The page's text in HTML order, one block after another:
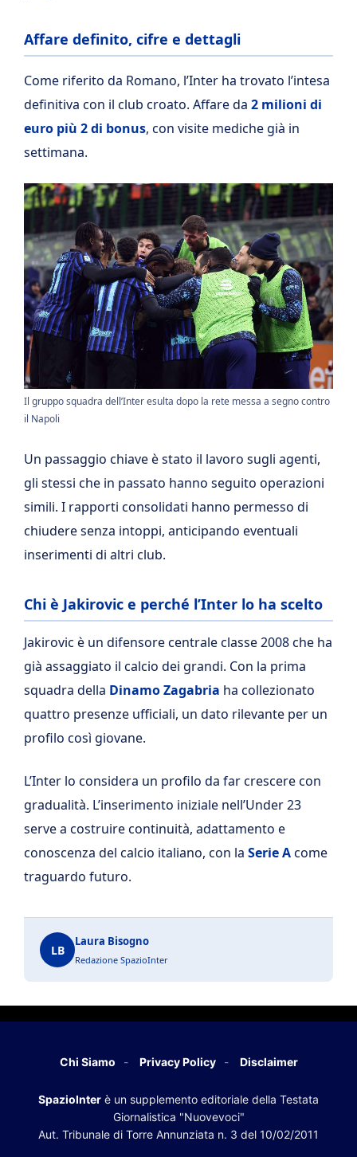
Affare definito, cifre e dettagli
Come riferito da Romano, l’Inter ha trovato l’intesa
definitiva con il club croato. Affare da 2 milioni di
euro più 2 di bonus, con visite mediche già in
settimana.
Il gruppo squadra dell’Inter esulta dopo la rete messa a segno contro
il Napoli
Un passaggio chiave è stato il lavoro sugli agenti,
gli stessi che in passato hanno seguito operazioni
simili. I rapporti consolidati hanno permesso di
chiudere senza intoppi, anticipando eventuali
inserimenti di altri club.
Chi è Jakirovic e perché l’Inter lo ha scelto
Jakirovic è un difensore centrale classe 2008 che ha
già assaggiato il calcio dei grandi. Con la prima
squadra della Dinamo Zagabria ha collezionato
quattro presenze ufficiali, un dato rilevante per un
profilo così giovane.
L’Inter lo considera un profilo da far crescere con
gradualità. L’inserimento iniziale nell’Under 23
serve a costruire continuità, adattamento e
conoscenza del calcio italiano, con la Serie Acome
traguardo futuro.
LB
Laura Bisogno
Redazione SpazioInter
Chi Siamo Privacy Policy Disclaimer
SpazioInter è un supplemento editoriale della Testata
Giornalistica "Nuovevoci"
Aut. Tribunale di Torre Annunziata n. 3 del 10/02/2011